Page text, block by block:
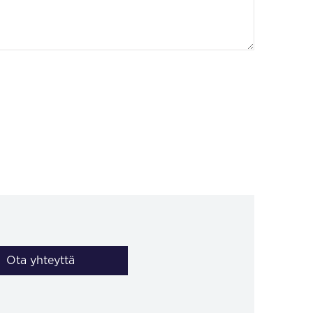
Ota yhteyttä